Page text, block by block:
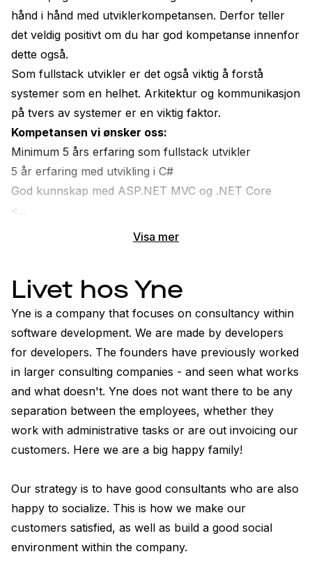
hånd i hånd med utviklerkompetansen. Derfor teller
det veldig positivt om du har god kompetanse innenfor
dette også.
Som fullstack utvikler er det også viktig å forstå
systemer som en helhet. Arkitektur og kommunikasjon
på tvers av systemer er en viktig faktor.
Kompetansen vi ønsker oss:
Minimum 5 års erfaring som fullstack utvikler
5 år erfaring med utvikling i C#
God kunnskap med ASP.NET MVC og .NET Core
<...
Visa mer
Livet hos Yne
Yne is a company that focuses on consultancy within
software development. We are made by developers
for developers. The founders have previously worked
in larger consulting companies - and seen what works
and what doesn't. Yne does not want there to be any
separation between the employees, whether they
work with administrative tasks or are out invoicing our
customers. Here we are a big happy family!
Our strategy is to have good consultants who are also
happy to socialize. This is how we make our
customers satisfied, as well as build a good social
environment within the company.